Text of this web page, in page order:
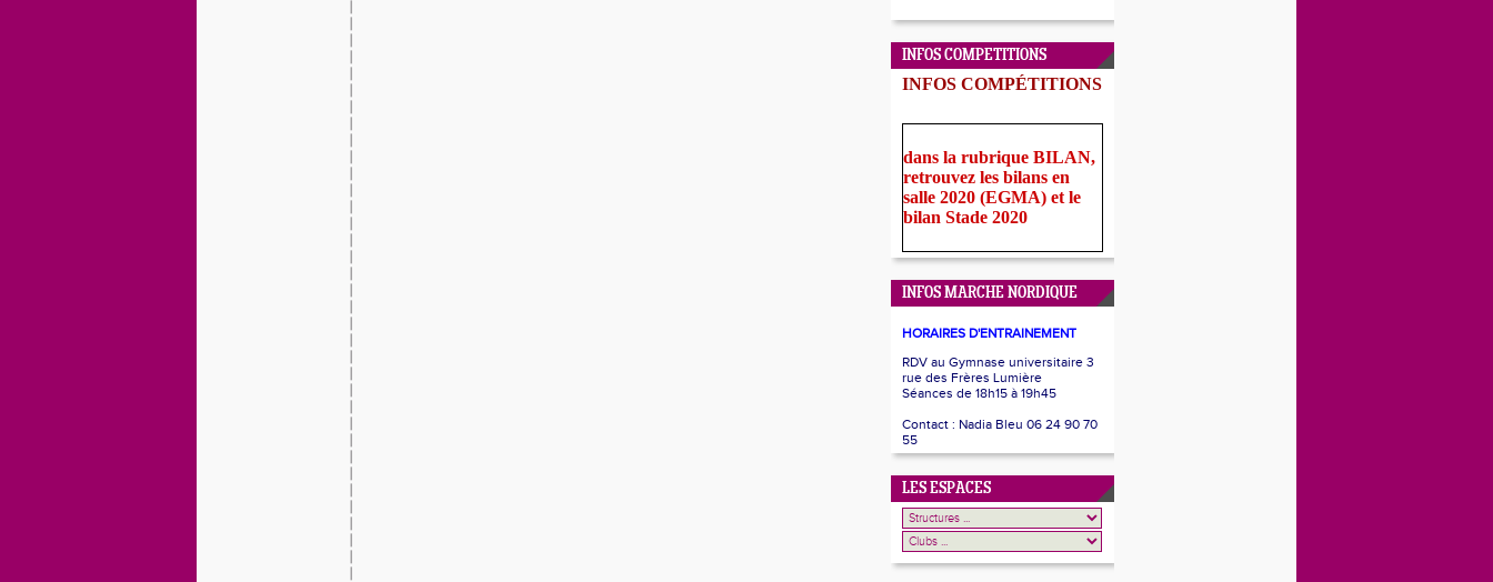
INFOS COMPETITIONS
INFOS COMPÉTITIONS
dans la rubrique BILAN,
retrouvez les bilans en
salle 2020 (EGMA) et le
bilan Stade 2020
INFOS MARCHE NORDIQUE
HORAIRES D'ENTRAINEMENT
RDV au Gymnase universitaire 3
rue des Frères Lumière
Séances de 18h15 à 19h45
Contact : Nadia Bleu 06 24 90 70
55
LES ESPACES